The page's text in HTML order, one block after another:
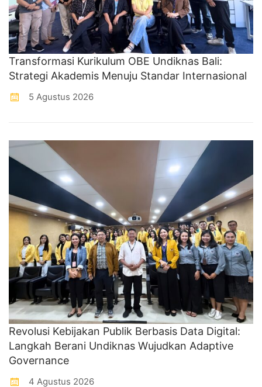
Transformasi Kurikulum OBE Undiknas Bali:
Strategi Akademis Menuju Standar Internasional
5 Agustus 2026
Revolusi Kebijakan Publik Berbasis Data Digital:
Langkah Berani Undiknas Wujudkan Adaptive
Governance
4 Agustus 2026